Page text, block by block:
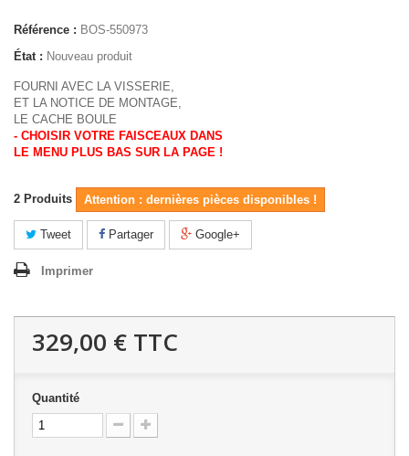
Référence : BOS-550973
État : Nouveau produit
FOURNI AVEC LA VISSERIE,
ET LA NOTICE DE MONTAGE,
LE CACHE BOULE
- CHOISIR VOTRE FAISCEAUX DANS
LE MENU PLUS BAS SUR LA PAGE !
2 Produits Attention : dernières pièces disponibles !
Tweet Partager Google+
Imprimer
329,00 € TTC
Quantité